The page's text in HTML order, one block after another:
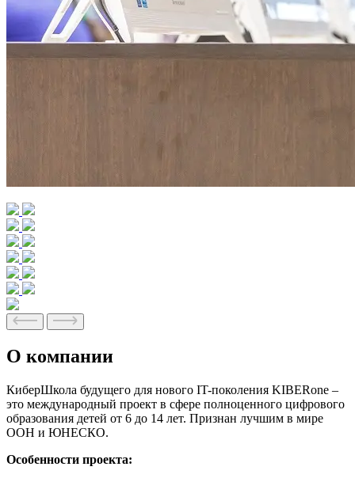
О компании
КиберШкола будущего для нового IT-поколения KIBERone –
это международный проект в сфере полноценного цифрового
образования детей от 6 до 14 лет. Признан лучшим в мире
ООН и ЮНЕСКО.
Особенности проекта: